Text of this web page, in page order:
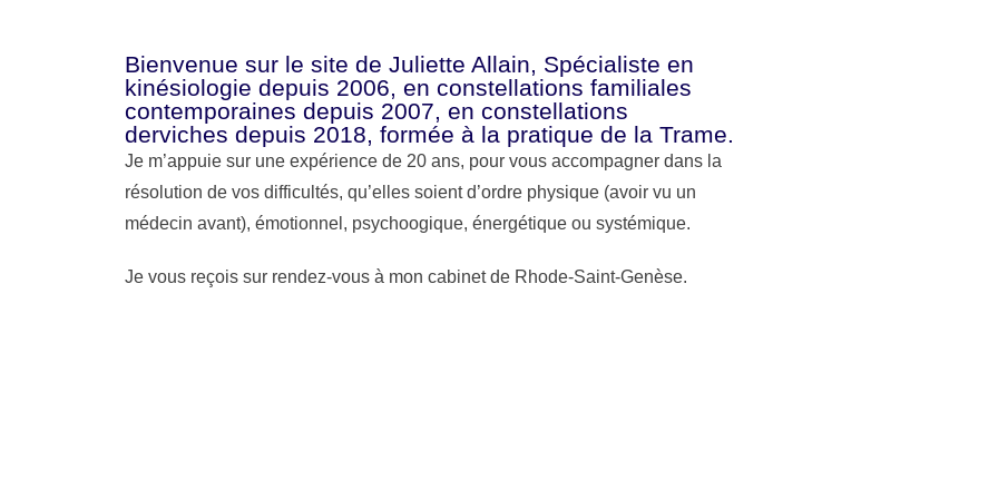
Bienvenue sur le site de Juliette Allain, Spécialiste en
kinésiologie depuis 2006, en constellations familiales
contemporaines depuis 2007, en constellations
derviches depuis 2018, formée à la pratique de la Trame.
Je m’appuie sur une expérience de 20 ans, pour vous accompagner dans la
résolution de vos difficultés, qu’elles soient d’ordre physique (avoir vu un
médecin avant), émotionnel, psychoogique, énergétique ou systémique.
Je vous reçois sur rendez-vous à mon cabinet de Rhode-Saint-Genèse.